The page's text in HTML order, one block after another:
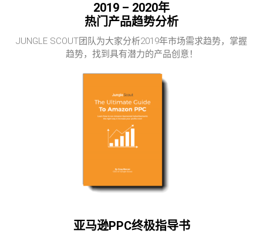
2019 – 2020年
热门产品趋势分析
JUNGLE SCOUT团队为大家分析2019年市场需求趋势，掌握
趋势，找到具有潜力的产品创意！
亚马逊PPC终极指导书